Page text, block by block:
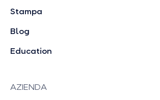
Stampa
Blog
Education
AZIENDA